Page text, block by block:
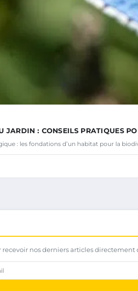
JARDIN : CONSEILS PRATIQUES
: les fondations d’un habitat pour la
recevoir nos derniers articles